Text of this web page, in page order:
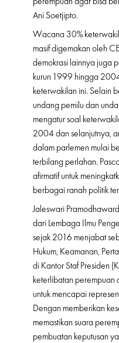
Ani Soetjipto.
Wacana 30%
masif digemakan oleh
demokrasi lainnya juga
kurun 1999 hingga
keterwakilan ini. Selain
undang pemilu dan
mengatur soal
2004 dan selanjutnya,
dalam parlemen mulai
terbilang perlahan.
afirmatif untuk
berbagai ranah politik
Jaleswari
dari Lembaga Ilmu
sejak 2016 menjabat
Hukum, Keamanan,
di Kantor Staf Presiden
keterlibatan perempuan
untuk mencapai
Dengan memberikan
memastikan suara
pembuatan keputusan